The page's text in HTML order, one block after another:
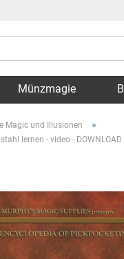
Münzmagie
Magic und Illusionen »
lernen - video - DOWNLOAD